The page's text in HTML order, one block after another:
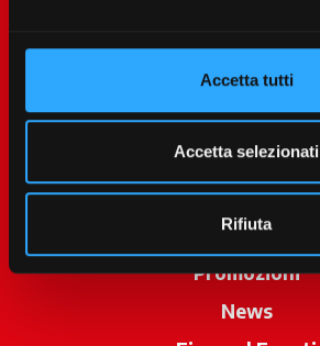
Accetta tutti
Accetta selezionati
Rifiuta
McCormick World
Prodotti
Servizi
Promozioni
News